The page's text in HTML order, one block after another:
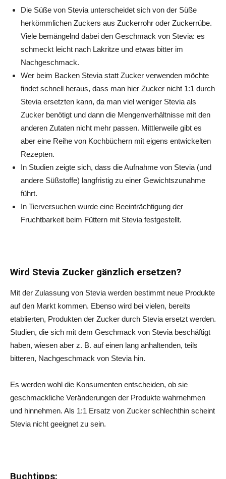
Die Süße von Stevia unterscheidet sich von der Süße
herkömmlichen Zuckers aus Zuckerrohr oder Zuckerrübe.
Viele bemängelnd dabei den Geschmack von Stevia: es
schmeckt leicht nach Lakritze und etwas bitter im
Nachgeschmack.
Wer beim Backen Stevia statt Zucker verwenden möchte
findet schnell heraus, dass man hier Zucker nicht 1:1 durch
Stevia ersetzten kann, da man viel weniger Stevia als
Zucker benötigt und dann die Mengenverhältnisse mit den
anderen Zutaten nicht mehr passen. Mittlerweile gibt es
aber eine Reihe von Kochbüchern mit eigens entwickelten
Rezepten.
In Studien zeigte sich, dass die Aufnahme von Stevia (und
andere Süßstoffe) langfristig zu einer Gewichtszunahme
führt.
In Tierversuchen wurde eine Beeinträchtigung der
Fruchtbarkeit beim Füttern mit Stevia festgestellt.
Wird Stevia Zucker gänzlich ersetzen?
Mit der Zulassung von Stevia werden bestimmt neue Produkte
auf den Markt kommen. Ebenso wird bei vielen, bereits
etablierten, Produkten der Zucker durch Stevia ersetzt werden.
Studien, die sich mit dem Geschmack von Stevia beschäftigt
haben, wiesen aber z. B. auf einen lang anhaltenden, teils
bitteren, Nachgeschmack von Stevia hin.
Es werden wohl die Konsumenten entscheiden, ob sie
geschmackliche Veränderungen der Produkte wahrnehmen
und hinnehmen. Als 1:1 Ersatz von Zucker schlechthin scheint
Stevia nicht geeignet zu sein.
Buchtipps: